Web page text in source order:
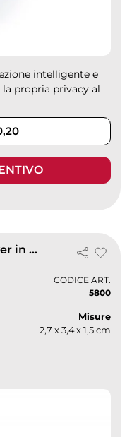
intelligente e
propria privacy al
Joystick Maint Webcam Cover in alluminio, privacy touch nera 4g
CODICE ART.
5800
Misure
2,7 x 3,4 x 1,5 cm